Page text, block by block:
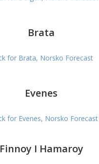
Brata
Evenes
Finnoy I Hamaroy